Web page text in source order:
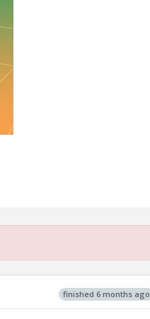
finished 6 months ago